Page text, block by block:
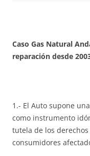
Caso Gas Natural
reparación desde
1.- El Auto supone
como instrumento
tutela de los
consumidores